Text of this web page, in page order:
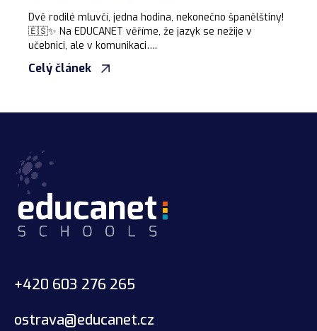
Dvě rodilé mluvčí, jedna hodina, nekonečno španělštiny!
🇪🇸✨ Na EDUCANET věříme, že jazyk se nežije v
učebnici, ale v komunikaci….
Celý článek
+420 603 276 265
ostrava@educanet.cz